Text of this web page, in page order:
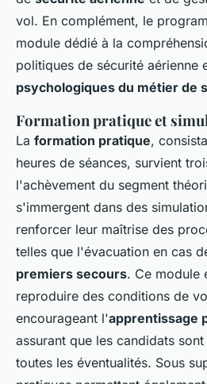
vol. En complément, le
module dédié à la
politiques de sécurité aérienne
psychologiques du métier de
Formation pratique et
La formation pratique,
heures de séances, survient
l'achèvement du segment
s'immergent dans des
renforcer leur maîtrise des
telles que l'évacuation en cas
premiers secours. Ce module
reproduire des conditions de
encourageant l'apprentissage
assurant que les candidats
toutes les éventualités. Sous